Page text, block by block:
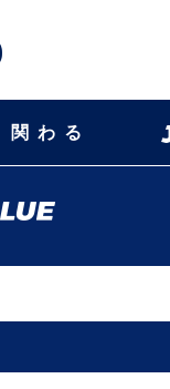
関わる